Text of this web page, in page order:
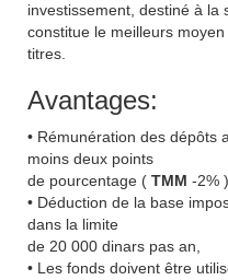
investissement, destiné à la
constitue le meilleurs
titres.
Avantages:
• Rémunération des dépôts
moins deux points
de pourcentage ( TMM -2% ),
• Déduction de la base
dans la limite
de 20 000 dinars pas an,
• Les fonds doivent être